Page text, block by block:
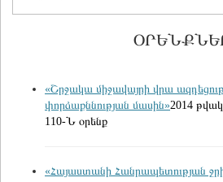
«Շրջակա միջավայրի վրա
փորձաքննության մասին»2014
110-Ն օրենք
«Հայաստանի Հանրապետության